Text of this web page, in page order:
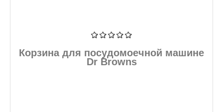
Корзина для посудомоечной машине
Dr Browns